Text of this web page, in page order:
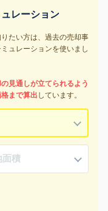
レーション
たい方は、過去の売却事
ュレーションを使いまし
見通しが立てられるよう
まで算出 しています。